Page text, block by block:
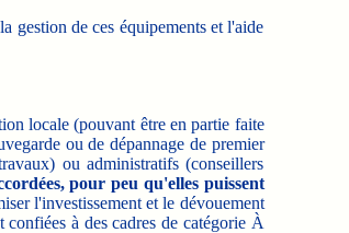
gestion de ces équipements et l'aide
locale (pouvant être en partie faite
ou de dépannage de premier
ou administratifs (conseillers
pour peu qu'elles puissent
l'investissement et le dévouement
à des cadres de catégorie À